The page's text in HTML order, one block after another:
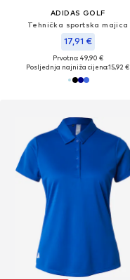
ADIDAS GOLF
Tehnička sportska majica
17,91 €
Prvotno: 49,90 €
Posljednja najniža cijena:15,92 €